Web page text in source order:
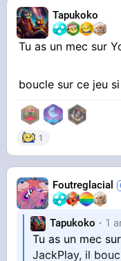
Tapukoko
Tu as un mec sur
boucle sur ce jeu
1
Foutreglacial
Tapukoko 1
Tu as un mec
JackPlay, il